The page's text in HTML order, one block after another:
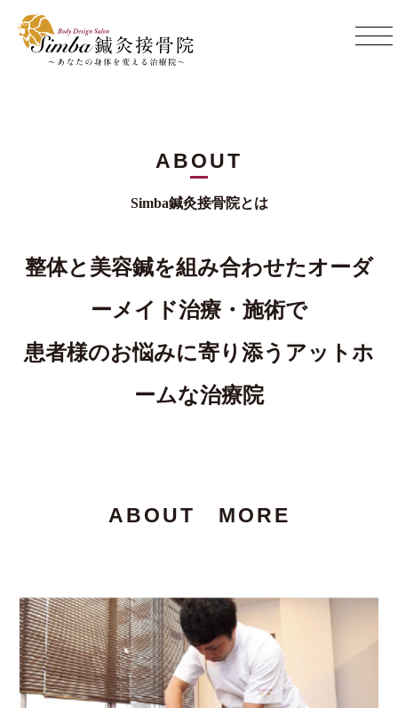
ABOUT
Simba鍼灸接骨院とは
整体と美容鍼を組み合わせたオーダ
ーメイド治療・施術で
患者様のお悩みに寄り添うアットホ
ームな治療院
ABOUT MORE